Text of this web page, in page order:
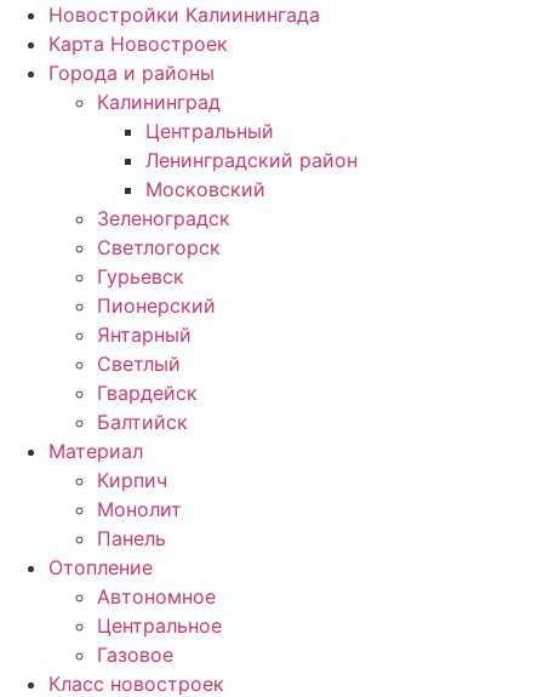
Новостройки Калиинингада
Карта Новостроек
Города и районы
Калининград
Центральный
Ленинградский район
Московский
Зеленоградск
Светлогорск
Гурьевск
Пионерский
Янтарный
Светлый
Гвардейск
Балтийск
Материал
Кирпич
Монолит
Панель
Отопление
Автономное
Центральное
Газовое
Класс новостроек